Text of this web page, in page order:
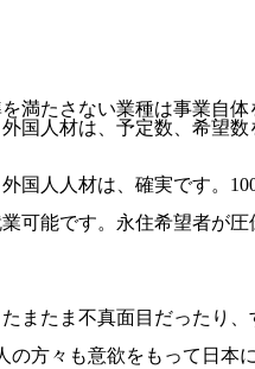
満たさない業種は事業自体
外国人材は、予定数、希望
国人人材は、確実です。
可能です。永住希望者が
またま不真面目だったり、
の方々も意欲をもって日本